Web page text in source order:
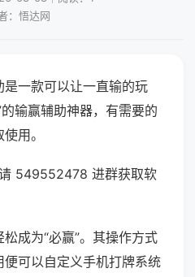
：悟达网
一款可以让一直输的玩
输赢辅助神器，有需要的
用。
549552478 进群获取软
成为“必赢”。其操作方式
可以自定义手机打牌系统